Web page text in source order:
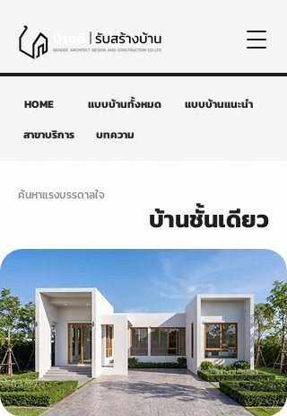
HOME แบบบ้านทั้งหมด
แบบบ้านแนะนำ
สาขาบริการ
บทความ
ค้นหาแรงบรรดาลใจ
บ้านชั้นเดียว